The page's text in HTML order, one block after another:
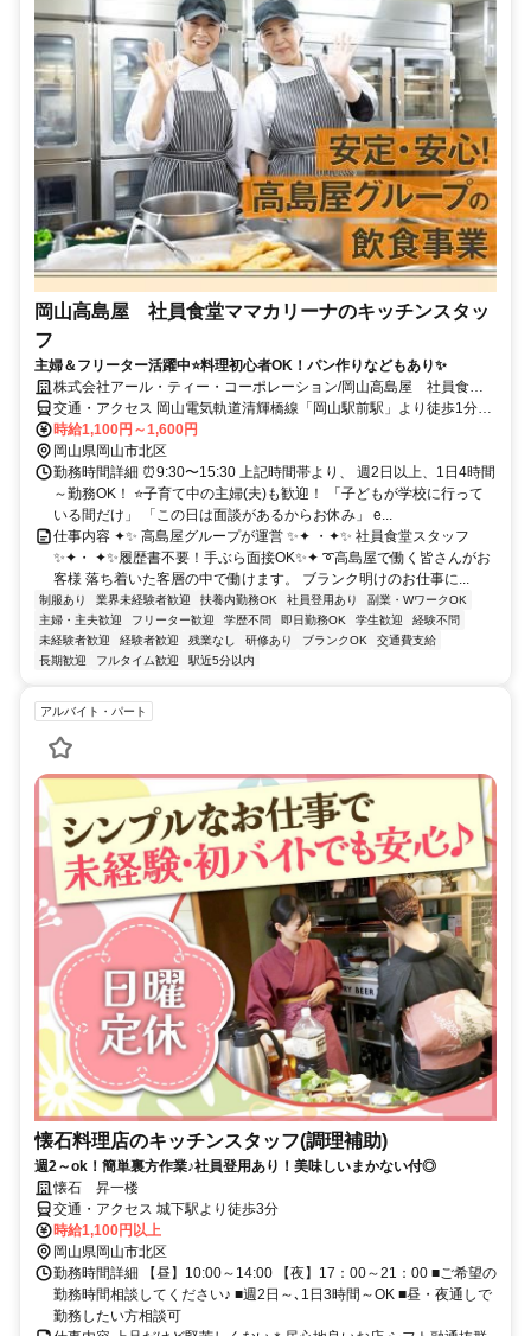
岡山高島屋 社員食堂ママカリーナのキッチンスタッ
フ
主婦＆フリーター活躍中⭐料理初心者OK！パン作りなどもあり✨
株式会社アール・ティー・コーポレーション/岡山高島屋 社員食堂
ママカリーナ
交通・アクセス 岡山電気軌道清輝橋線「岡山駅前駅」より徒歩1分、
各線「岡山駅」より徒歩7分
時給1,100円～1,600円
岡山県岡山市北区
勤務時間詳細 ⏰9:30〜15:30 上記時間帯より、 週2日以上、1日4時間
～勤務OK！ ⭐子育て中の主婦(夫)も歓迎！ 「子どもが学校に行って
いる間だけ」 「この日は面談があるからお休み」 e...
仕事内容 ✦✨ 高島屋グループが運営 ✨✦ ・✦✨ 社員食堂スタッフ
✨✦・ ✦✨履歴書不要！手ぶら面接OK✨✦ ➰高島屋で働く皆さんがお
客様 落ち着いた客層の中で働けます。 ブランク明けのお仕事に...
制服あり 業界未経験者歓迎 扶養内勤務OK 社員登用あり
副業・WワークOK
主婦・主夫歓迎
フリーター歓迎 学歴不問 即日勤務OK 学生歓迎
経験不問
未経験者歓迎
経験者歓迎 残業なし 研修あり ブランクOK
交通費支給
長期歓迎
フルタイム歓迎 駅近5分以内
アルバイト・パート
懐石料理店のキッチンスタッフ(調理補助)
週2～ok！簡単裏方作業♪社員登用あり！美味しいまかない付◎
懐石 昇一楼
交通・アクセス 城下駅より徒歩3分
時給1,100円以上
岡山県岡山市北区
勤務時間詳細 【昼】10:00～14:00 【夜】17：00～21：00 ■ご希望の
勤務時間相談してください♪ ■週2日～､1日3時間～OK ■昼・夜通しで
勤務したい方相談可